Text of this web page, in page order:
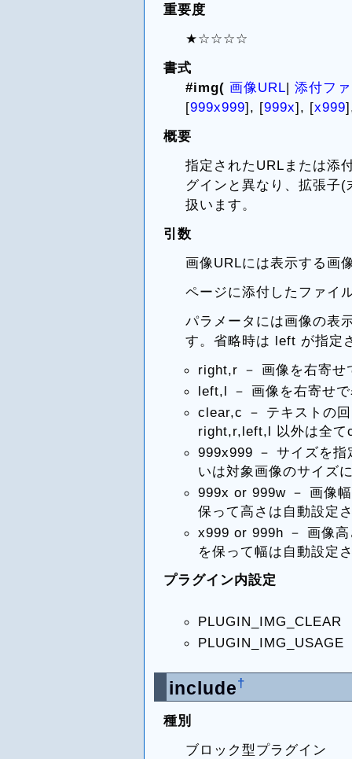
重要度
★☆☆☆☆
書式
#img( 画像URL| 添付フ
[999x999], [999x], [x999
概要
指定されたURLまたは添
グインと異なり、拡張子
扱います。
引数
画像URLには表示する画
ページに添付したファイ
パラメータには画像の表
す。省略時は left が指定
right,r － 画像を右寄せ
left,l － 画像を右寄せ
clear,c － テキストの
right,r,left,l 以外は全て
999x999 － サイズを
いは対象画像のサイズ
999x or 999w － 画像
保って高さは自動設定
x999 or 999h － 画像
を保って幅は自動設定
プラグイン内設定
include†
種別
ブロック型プラグイン